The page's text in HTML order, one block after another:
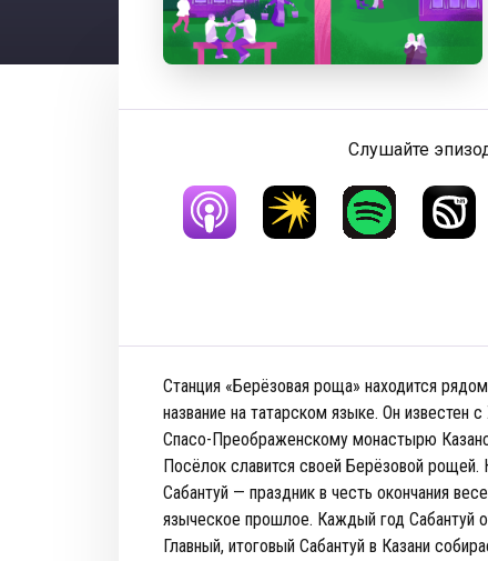
Слушайте
Станция «Берёзовая роща» находится
название на татарском языке. Он известен
Спасо-Преображенскому монастырю
Посёлок славится своей Берёзовой
Сабантуй — праздник в честь окончания
языческое прошлое. Каждый год Сабантуй
Главный, итоговый Сабантуй в Казани